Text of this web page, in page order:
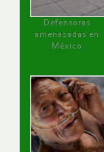
Defensoras
amenazadas en
México